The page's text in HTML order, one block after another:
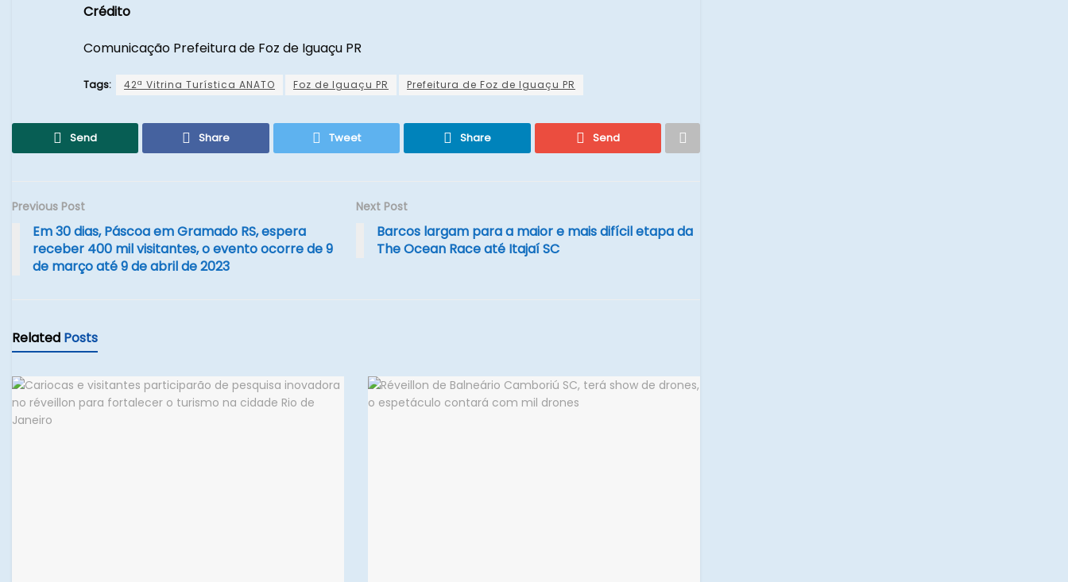
Crédito
Comunicação Prefeitura de Foz de Iguaçu PR
Tags: 42ª Vitrina Turística ANATO Foz de Iguaçu PR Prefeitura de Foz de Iguaçu PR
Send Share Tweet Share Send
Previous Post
Em 30 dias, Páscoa em Gramado RS, espera
receber 400 mil visitantes, o evento ocorre de 9
de março até 9 de abril de 2023
Next Post
Barcos largam para a maior e mais difícil etapa da
The Ocean Race até Itajaí SC
Related Posts